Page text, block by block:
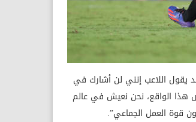
يقول اللاعب إنني لن أشارك في
هذا الواقع، نحن نعيش في عالم
قوة العمل الجماعي”.